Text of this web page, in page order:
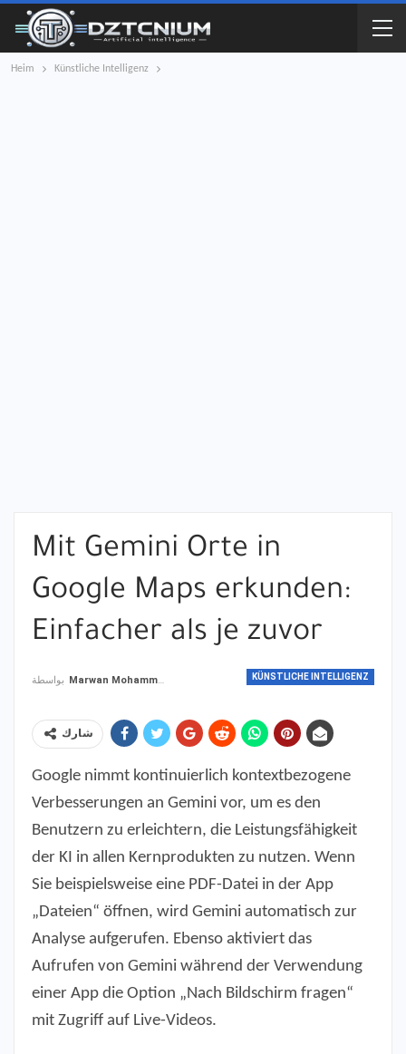
Heim Künstliche Intelligenz
Mit Gemini Orte in
Google Maps erkunden:
Einfacher als je zuvor
KÜNSTLICHE INTELLIGENZ
Marwan Mohammad
شارك
Google nimmt kontinuierlich kontextbezogene
Verbesserungen an Gemini vor, um es den
Benutzern zu erleichtern, die Leistungsfähigkeit
der KI in allen Kernprodukten zu nutzen. Wenn
Sie beispielsweise eine PDF-Datei in der App
„Dateien“ öffnen, wird Gemini automatisch zur
Analyse aufgerufen. Ebenso aktiviert das
Aufrufen von Gemini während der Verwendung
einer App die Option „Nach Bildschirm fragen“
mit Zugriff auf Live-Videos.